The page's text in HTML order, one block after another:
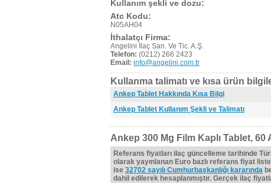
Kullanım şekli ve dozu:
Atc Kodu:
N05AH04
İthalatçı Firma:
Angelini İlaç San. Ve Tic. A.Ş.
Telefon: (0212) 266 2423
Email: info@angelini.com.tr
Kullanma talimatı ve kısa ürün
Ankep Tablet Hakkında Kısa Bilgi
Ankep Tablet Kullanım Şekli ve Talimatı
Ankep 300 Mg Film Kaplı Tablet, 60
Referans fiyatları ilaç güncelleme tarihinde
olarak yayınlanan Euro bazlı referans fiyat
ise 32702 sayılı Cumhurbaşkanlığı kararında
dahil edilerek hesaplanmıştır. Gerçek ilaç